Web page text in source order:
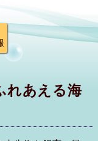
れあえる海